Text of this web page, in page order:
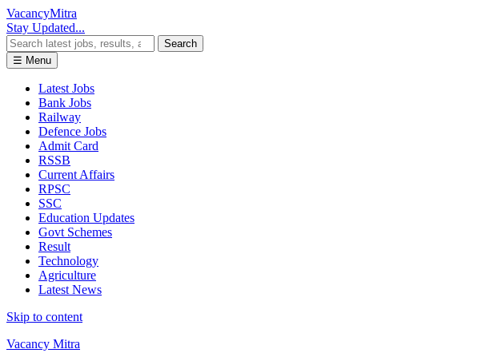
VacancyMitra
Stay Updated...
Search
☰ Menu
Latest Jobs
Bank Jobs
Railway
Defence Jobs
Admit Card
RSSB
Current Affairs
RPSC
SSC
Education Updates
Govt Schemes
Result
Technology
Agriculture
Latest News
Skip to content
Vacancy Mitra